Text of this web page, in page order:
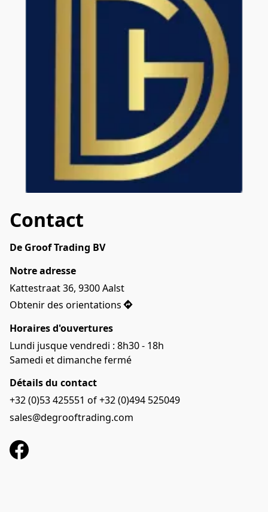
Contact
De Groof Trading BV
Notre adresse
Kattestraat 36, 9300 Aalst
Obtenir des orientations
Horaires d'ouvertures
Lundi jusque vendredi : 8h30 - 18h
Samedi et dimanche fermé
Détails du contact
+32 (0)53 425551 of +32 (0)494 525049
sales@degrooftrading.com